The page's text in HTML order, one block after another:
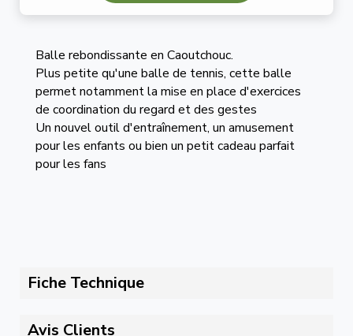
Balle rebondissante en Caoutchouc.
Plus petite qu'une balle de tennis, cette balle
permet notamment la mise en place d'exercices
de coordination du regard et des gestes
Un nouvel outil d'entraînement, un amusement
pour les enfants ou bien un petit cadeau parfait
pour les fans
Fiche Technique
Avis Clients